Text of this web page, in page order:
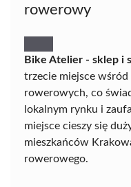
rowerowy
Bike Atelier - sklep i
trzecie miejsce
rowerowych, co
lokalnym rynku i
miejsce cieszy się
mieszkańców
rowerowego.